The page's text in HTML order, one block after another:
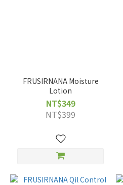
FRUSIRNANA Moisture
Lotion
NT$349
NT$399